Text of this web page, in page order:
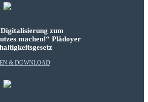
zum
machen!“ Plädoyer
& DOWNLOAD